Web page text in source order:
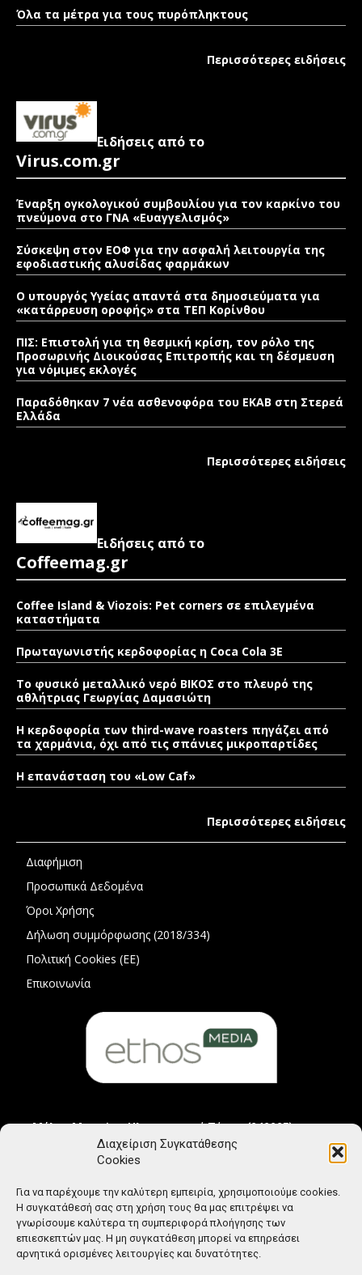
Διαχείριση Συγκατάθεσης
Cookies
Για να παρέχουμε την καλύτερη εμπειρία, χρησιμοποιούμε cookies.
Η συγκατάθεσή σας στη χρήση τους θα μας επιτρέψει να
γνωρίσουμε καλύτερα τη συμπεριφορά πλοήγησης των
επιεσκεπτών μας. Η μη συγκατάθεση μπορεί να επηρεάσει
αρνητικά ορισμένες λειτουργίες και δυνατότητες.
Όλα τα μέτρα για τους πυρόπληκτους
Περισσότερες ειδήσεις
Ειδήσεις από το
Virus.com.gr
Έναρξη ογκολογικού συμβουλίου για τον καρκίνο του
πνεύμονα στο ΓΝΑ «Ευαγγελισμός»
Σύσκεψη στον ΕΟΦ για την ασφαλή λειτουργία της
εφοδιαστικής αλυσίδας φαρμάκων
Ο υπουργός Υγείας απαντά στα δημοσιεύματα για
«κατάρρευση οροφής» στα ΤΕΠ Κορίνθου
ΠΙΣ: Επιστολή για τη θεσμική κρίση, τον ρόλο της
Προσωρινής Διοικούσας Επιτροπής και τη δέσμευση
για νόμιμες εκλογές
Παραδόθηκαν 7 νέα ασθενοφόρα του ΕΚΑΒ στη Στερεά
Ελλάδα
Περισσότερες ειδήσεις
Ειδήσεις από το
Coffeemag.gr
Coffee Island & Viozois: Pet corners σε επιλεγμένα
καταστήματα
Πρωταγωνιστής κερδοφορίας η Coca Cola 3E
Το φυσικό μεταλλικό νερό ΒΙΚΟΣ στο πλευρό της
αθλήτριας Γεωργίας Δαμασιώτη
Η κερδοφορία των third-wave roasters πηγάζει από
τα χαρμάνια, όχι από τις σπάνιες μικροπαρτίδες
Η επανάσταση του «Low Caf»
Περισσότερες ειδήσεις
Διαφήμιση
Προσωπικά Δεδομένα
Όροι Χρήσης
Δήλωση συμμόρφωσης (2018/334)
Πολιτική Cookies (ΕΕ)
Επικοινωνία
Μέλος Μητρώου Ηλεκτρονικού Τύπου (242225)